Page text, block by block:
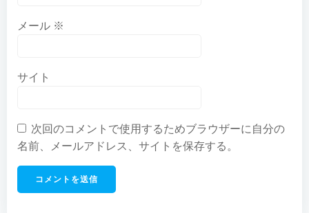
メール ※
サイト
次回のコメントで使用するためブラウザーに自分の
名前、メールアドレス、サイトを保存する。